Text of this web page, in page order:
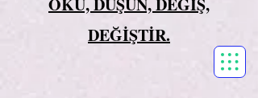
DEĞİŞTİR.